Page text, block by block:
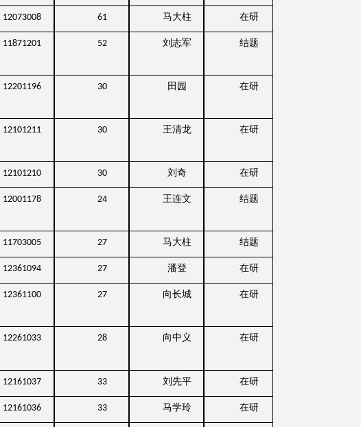
12073008 61 马大柱 在研
11871201 52 刘志军 结题
12201196 30 田园 在研
12101211 30 王清龙 在研
12101210 30 刘奇 在研
12001178 24 王连文 结题
11703005 27 马大柱 结题
12361094 27 潘登 在研
12361100 27 向长城 在研
12261033 28 向中义 在研
12161037 33 刘先平 在研
12161036 33 马学玲 在研